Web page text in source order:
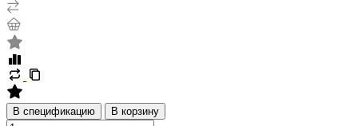
В спецификацию В корзину